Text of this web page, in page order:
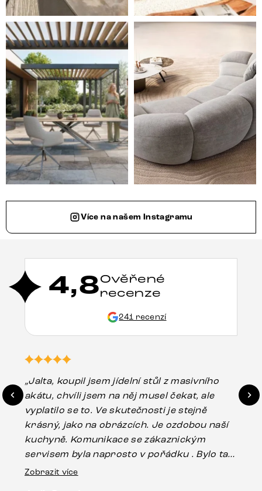
Styl, odolnost a společné chvíle pod širým nebem.
Ne každá pohovka je jen
Více na našem Instagramu
4,8Ověřené
recenze
241 recenzí
„Jalta, koupil jsem jídelní stůl z masivního
akátu, chvíli jsem na něj musel čekat, ale
vyplatilo se to. Ve skutečnosti je stejně
krásný, jako na obrázcích. Je ozdobou naší
kuchyně. Komunikace se zákaznickým
servisem byla naprosto v pořádku . Bylo tam
drobné poškození u nohy stolu, které mohlo
Zobrazit více